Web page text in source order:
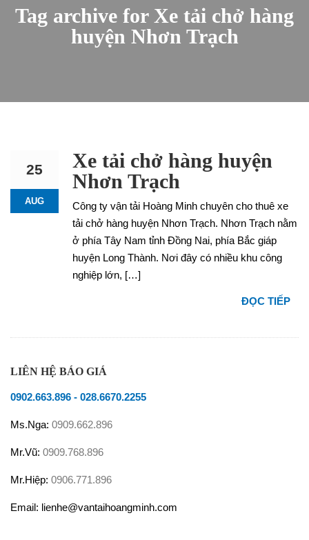
Tag archive for Xe tải chở hàng
huyện Nhơn Trạch
25
AUG
Xe tải chở hàng huyện
Nhơn Trạch
Công ty vận tải Hoàng Minh chuyên cho thuê xe
tải chở hàng huyện Nhơn Trạch. Nhơn Trạch nằm
ở phía Tây Nam tỉnh Đồng Nai, phía Bắc giáp
huyện Long Thành. Nơi đây có nhiều khu công
nghiệp lớn, […]
ĐỌC TIẾP
LIÊN HỆ BÁO GIÁ
0902.663.896 - 028.6670.2255
Ms.Nga: 0909.662.896
Mr.Vũ: 0909.768.896
Mr.Hiệp: 0906.771.896
Email: lienhe@vantaihoangminh.com